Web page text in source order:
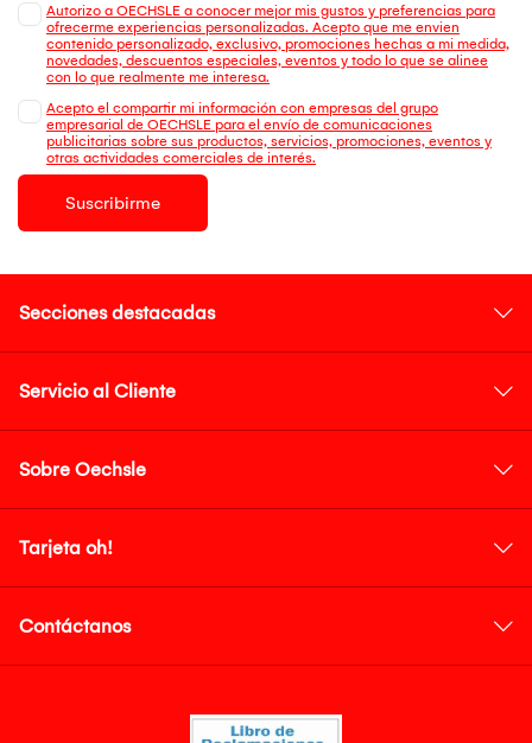
Autorizo a OECHSLE a conocer mejor mis gustos y preferencias para
ofrecerme experiencias personalizadas. Acepto que me envien
contenido personalizado, exclusivo, promociones hechas a mi medida,
novedades, descuentos especiales, eventos y todo lo que se alinee
con lo que realmente me interesa.
Acepto el compartir mi información con empresas del grupo
empresarial de OECHSLE para el envío de comunicaciones
publicitarias sobre sus productos, servicios, promociones, eventos y
otras actividades comerciales de interés.
Suscribirme
Secciones destacadas
Servicio al Cliente
Sobre Oechsle
Tarjeta oh!
Contáctanos